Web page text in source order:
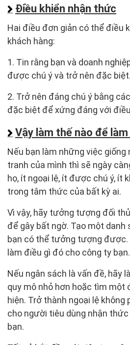
Điều khiển nhận thức
Hai điều đơn giản có thể điều
khách hàng:
1. Tin rằng bạn và doanh
được chú ý và trở nên đặc biệt.
2. Trở nên đáng chú ý bằng
đặc biệt để xứng đáng với
Vậy làm thế nào để
Nếu bạn làm những việc
tranh của mình thì sẽ ngày
họ, ít ngoại lệ, ít được chú ý, ít
trong tâm thức của bất kỳ ai.
Vì vậy, hãy tưởng tượng đối
để gây bất ngờ. Tạo một
bạn có thể tưởng tượng được.
làm điều gì đó cho công ty bạn.
Nếu ngân sách là vấn đề, hãy
quy mô nhỏ hơn hoặc tìm
hiện. Trở thành ngoại lệ không
cho người tiêu dùng nhận
bạn.